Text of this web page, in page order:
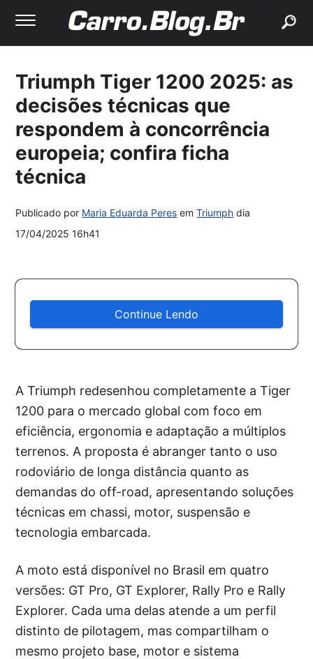
Triumph Tiger 1200 2025: as
decisões técnicas que
respondem à concorrência
europeia; confira ficha
técnica
Publicado por Maria Eduarda Peres emTriumph dia
17/04/2025 16h41
Continue Lendo
A Triumph redesenhou completamente a Tiger
1200 para o mercado global com foco em
eficiência, ergonomia e adaptação a múltiplos
terrenos. A proposta é abranger tanto o uso
rodoviário de longa distância quanto as
demandas do off-road, apresentando soluções
técnicas em chassi, motor, suspensão e
tecnologia embarcada.
A moto está disponível no Brasil em quatro
versões: GT Pro, GT Explorer, Rally Pro e Rally
Explorer. Cada uma delas atende a um perfil
distinto de pilotagem, mas compartilham o
mesmo projeto base, motor e sistema